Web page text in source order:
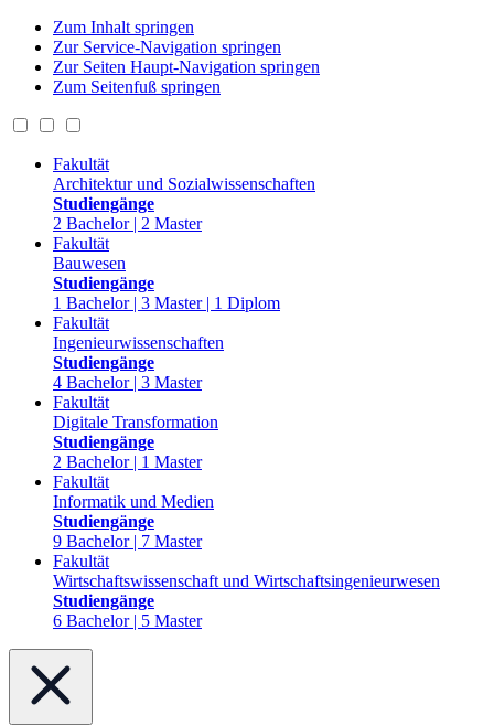
Zum Inhalt springen
Zur Service-Navigation springen
Zur Seiten Haupt-Navigation springen
Zum Seitenfuß springen
Fakultät
Architektur und Sozialwissenschaften
Studiengänge
2 Bachelor | 2 Master
Fakultät
Bauwesen
Studiengänge
1 Bachelor | 3 Master | 1 Diplom
Fakultät
Ingenieurwissenschaften
Studiengänge
4 Bachelor | 3 Master
Fakultät
Digitale Transformation
Studiengänge
2 Bachelor | 1 Master
Fakultät
Informatik und Medien
Studiengänge
9 Bachelor | 7 Master
Fakultät
Wirtschaftswissenschaft und Wirtschaftsingenieurwesen
Studiengänge
6 Bachelor | 5 Master